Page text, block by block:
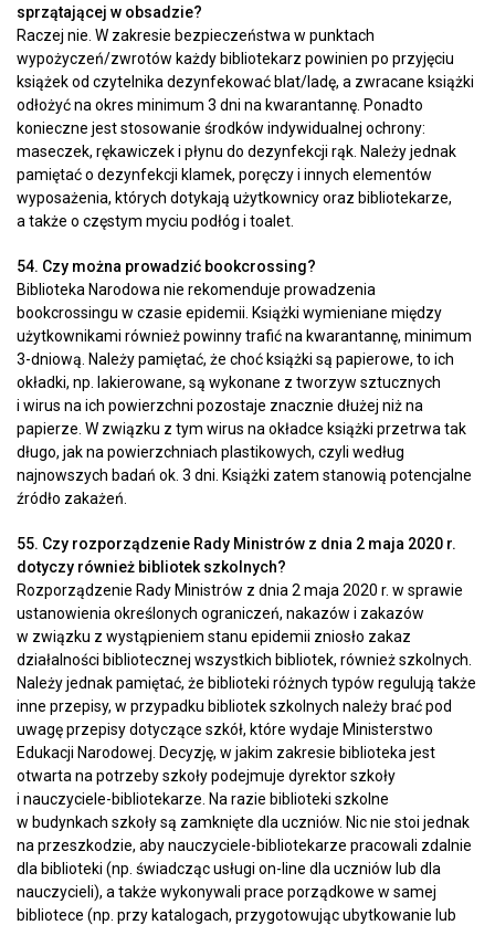
sprzątającej w obsadzie?
Raczej nie. W zakresie bezpieczeństwa w punktach
wypożyczeń/zwrotów każdy bibliotekarz powinien po przyjęciu
książek od czytelnika dezynfekować blat/ladę, a zwracane książki
odłożyć na okres minimum 3 dni na kwarantannę. Ponadto
konieczne jest stosowanie środków indywidualnej ochrony:
maseczek, rękawiczek i płynu do dezynfekcji rąk. Należy jednak
pamiętać o dezynfekcji klamek, poręczy i innych elementów
wyposażenia, których dotykają użytkownicy oraz bibliotekarze,
a także o częstym myciu podłóg i toalet.
54. Czy można prowadzić bookcrossing?
Biblioteka Narodowa nie rekomenduje prowadzenia
bookcrossingu w czasie epidemii. Książki wymieniane między
użytkownikami również powinny trafić na kwarantannę, minimum
3-dniową. Należy pamiętać, że choć książki są papierowe, to ich
okładki, np. lakierowane, są wykonane z tworzyw sztucznych
i wirus na ich powierzchni pozostaje znacznie dłużej niż na
papierze. W związku z tym wirus na okładce książki przetrwa tak
długo, jak na powierzchniach plastikowych, czyli według
najnowszych badań ok. 3 dni. Książki zatem stanowią potencjalne
źródło zakażeń.
55. Czy rozporządzenie Rady Ministrów z dnia 2 maja 2020 r.
dotyczy również bibliotek szkolnych?
Rozporządzenie Rady Ministrów z dnia 2 maja 2020 r. w sprawie
ustanowienia określonych ograniczeń, nakazów i zakazów
w związku z wystąpieniem stanu epidemii zniosło zakaz
działalności bibliotecznej wszystkich bibliotek, również szkolnych.
Należy jednak pamiętać, że biblioteki różnych typów regulują także
inne przepisy, w przypadku bibliotek szkolnych należy brać pod
uwagę przepisy dotyczące szkół, które wydaje Ministerstwo
Edukacji Narodowej. Decyzję, w jakim zakresie biblioteka jest
otwarta na potrzeby szkoły podejmuje dyrektor szkoły
i nauczyciele-bibliotekarze. Na razie biblioteki szkolne
w budynkach szkoły są zamknięte dla uczniów. Nic nie stoi jednak
na przeszkodzie, aby nauczyciele-bibliotekarze pracowali zdalnie
dla biblioteki (np. świadcząc usługi on-line dla uczniów lub dla
nauczycieli), a także wykonywali prace porządkowe w samej
bibliotece (np. przy katalogach, przygotowując ubytkowanie lub